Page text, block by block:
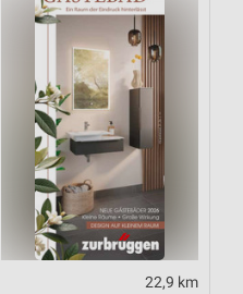
22,9 km